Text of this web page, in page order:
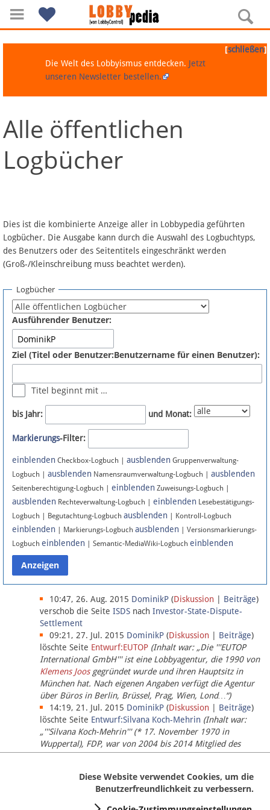
Navigation
Über Lobbypedia
Artikel nach Kategorien
FAQ
Fördermitglied werden
Fehler melden
Newsletter
Bluesky
Facebook
Instagram
Anmelden
Datenschutz
Über Lobbypedia
Impressum
[schließen]
Die Welt des Lobbyismus entdecken. Jetzt
unseren Newsletter bestellen.
Alle öffentlichen
Logbücher
Dies ist die kombinierte Anzeige aller in Lobbypedia geführten
Logbücher. Die Ausgabe kann durch die Auswahl des Logbuchtyps,
des Benutzers oder des Seitentitels eingeschränkt werden
(Groß-/Kleinschreibung muss beachtet werden).
Logbücher
Ausführender Benutzer:
Ziel (Titel oder Benutzer:Benutzername für einen Benutzer):
Titel beginnt mit …
bis Jahr: und Monat:
Markierungs-Filter:
einblenden Checkbox-Logbuch | ausblenden Gruppenverwaltung-
Logbuch | ausblenden Namensraumverwaltung-Logbuch | ausblenden
Seitenberechtigung-Logbuch | einblenden Zuweisungs-Logbuch |
ausblenden Rechteverwaltung-Logbuch | einblenden Lesebestätigungs-
Logbuch | Begutachtung-Logbuch ausblenden | Kontroll-Logbuch
einblenden | Markierungs-Logbuch ausblenden | Versionsmarkierungs-
Logbuch einblenden | Semantic-MediaWiki-Logbuch einblenden
10:47, 26. Aug. 2015 DominikP (Diskussion Beiträge)
verschob die Seite ISDS nach Investor-State-Dispute-
Settlement
09:21, 27. Jul. 2015 DominikP (Diskussion Beiträge)
löschte Seite Entwurf:EUTOP (Inhalt war: „Die '''EUTOP
International GmbH''' ist eine Lobbyagentur, die 1990 von
Klemens Joosgegründet wurde und ihren Hauptsitz in
München hat. Nach eigenen Angaben verfügt die Agentur
über Büros in Berlin, Brüssel, Prag, Wien, Lond…“)
14:19, 21. Jul. 2015 DominikP (Diskussion Beiträge)
löschte Seite Entwurf:Silvana Koch-Mehrin (Inhalt war:
„'''Silvana Koch-Mehrin''' (* 17. November 1970 in
Wuppertal), FDP, war von 2004 bis 2014 Mitglied des
Europäischen Parlaments, seit November 2014 ist sie für
Diese Website verwendet Cookies, um die
Benutzerfreundlichkeit zu verbessern.